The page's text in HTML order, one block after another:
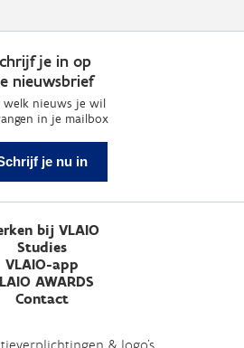
je in op
nieuwsbrief
welk nieuws je wil
in je mailbox
je nu in
bij VLAIO
Studies
VLAIO-app
AWARDS
Contact